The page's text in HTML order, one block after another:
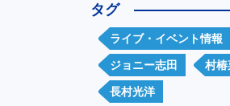
タグ
ライブ・イベント情報
ジョニー志田 村椿
長村光洋